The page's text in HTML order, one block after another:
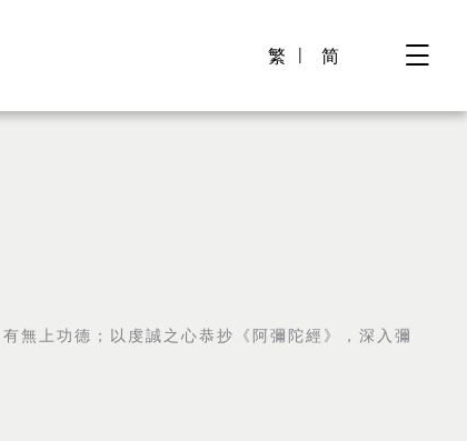
繁 简
無上功德；以虔誠之心恭抄《阿彌陀經》，深入彌